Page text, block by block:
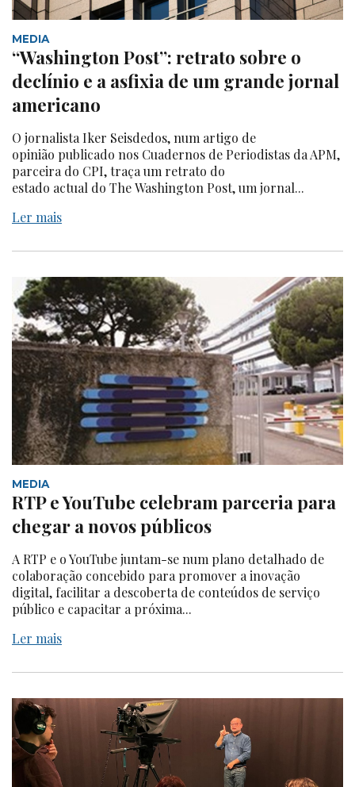
MEDIA
“Washington Post”: retrato sobre o
declínio e a asfixia de um grande jornal
americano
O jornalista Iker Seisdedos, num artigo de
opinião publicado nos Cuadernos de Periodistas da APM,
parceira do CPI, traça um retrato do
estado actual do The Washington Post, um jornal...
Ler mais
MEDIA
RTP e YouTube celebram parceria para
chegar a novos públicos
A RTP e o YouTube juntam-se num plano detalhado de
colaboração concebido para promover a inovação
digital, facilitar a descoberta de conteúdos de serviço
público e capacitar a próxima...
Ler mais